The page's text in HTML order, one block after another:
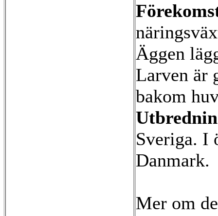
Äggen
Larven är
bakom
Sveriga. I
Danmark.
Mer om